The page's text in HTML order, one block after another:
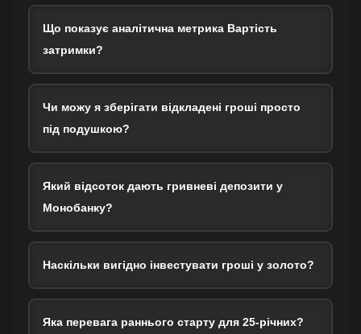
Що показує аналітична метрика Вартість
затримки?
Чи можу я зберігати відкладені гроші просто
під подушкою?
Який відсоток дають гривневі депозити у
Монобанку?
Наскільки вигідно інвестувати гроші у золото?
Яка перевага раннього старту для 25-річних?